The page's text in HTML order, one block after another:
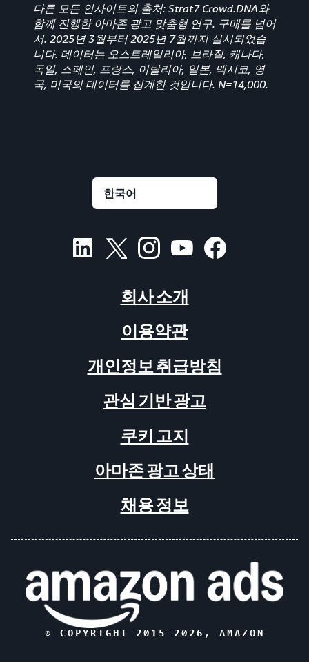
다른 모든 인사이트의 출처: Strat7 Crowd.DNA와
함께 진행한 아마존 광고 맞춤형 연구. 구매를 넘어
서. 2025년 3월부터 2025년 7월까지 실시되었습
니다. 데이터는 오스트레일리아, 브라질, 캐나다,
독일, 스페인, 프랑스, 이탈리아, 일본, 멕시코, 영
국, 미국의 데이터를 집계한 것입니다. N=14,000.
회사 소개
이용약관
개인정보 취급방침
관심 기반 광고
쿠키 고지
아마존 광고 상태
채용 정보
© COPYRIGHT 2015- 2026 , AMAZON